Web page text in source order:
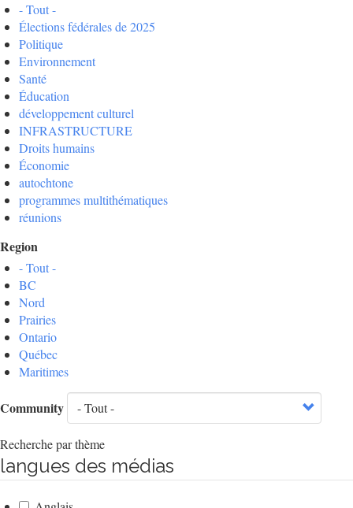
- Tout -
Élections fédérales de 2025
Politique
Environnement
Santé
Éducation
développement culturel
INFRASTRUCTURE
Droits humains
Économie
autochtone
programmes multithématiques
réunions
Region
- Tout -
BC
Nord
Prairies
Ontario
Québec
Maritimes
Community
Recherche par thème
langues des médias